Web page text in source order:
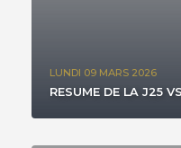
LUNDI 09 MARS 2026
RESUME DE LA J25